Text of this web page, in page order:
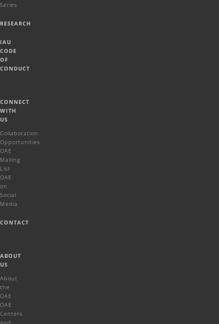
Series
RESEARCH
IAU
CODE
OF
CONDUCT
CONNECT
WITH
US
Collaboration
Opportunities
OAE
Mailing
List
OAE
on
Social
Media
CONTACT
ABOUT
US
About
the
OAE
OAE
Centers
and